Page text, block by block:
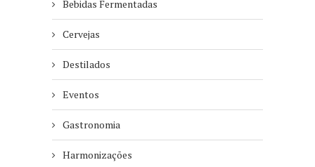
Bebidas Fermentadas
Cervejas
Destilados
Eventos
Gastronomia
Harmonizações